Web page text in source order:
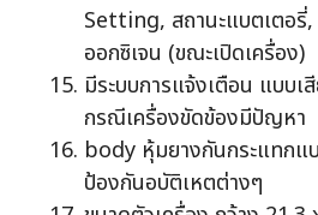
Setting, สถานะแบตเตอ
ออกซิเจน (ขณะเปิดเครื่อง)
มีระบบการแจ้งเตือน แบบ
กรณีเครื่องขัดข้องมีปัญหา
body หุ้มยางกันกระแทกแ
ป้องกันอบัติเหตต่างๆ